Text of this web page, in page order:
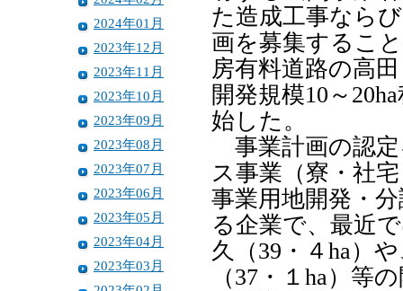
2024年01月
2023年12月
2023年11月
2023年10月
2023年09月
2023年08月
2023年07月
2023年06月
2023年05月
2023年04月
2023年03月
た造成工事なら
画を募集するこ
房有料道路の高
開発規模10～
始した。
事業計画の認
ス事業（寮・社
事業用地開発・
る企業で、最近
久（39・４ha）
（37・１ha）等